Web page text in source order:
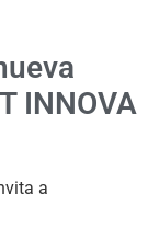
INNOVA
a